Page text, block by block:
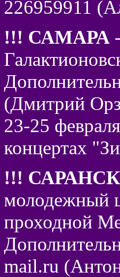
226959911
!!! САМАРА
(Дмитрий
23-25
концертах
!!! САРАНСК
молодежный
проходной
mail.ru